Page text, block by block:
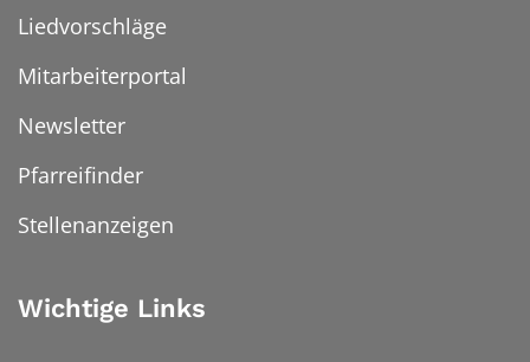
Liedvorschläge
Mitarbeiterportal
Newsletter
Pfarreifinder
Stellenanzeigen
Wichtige Links